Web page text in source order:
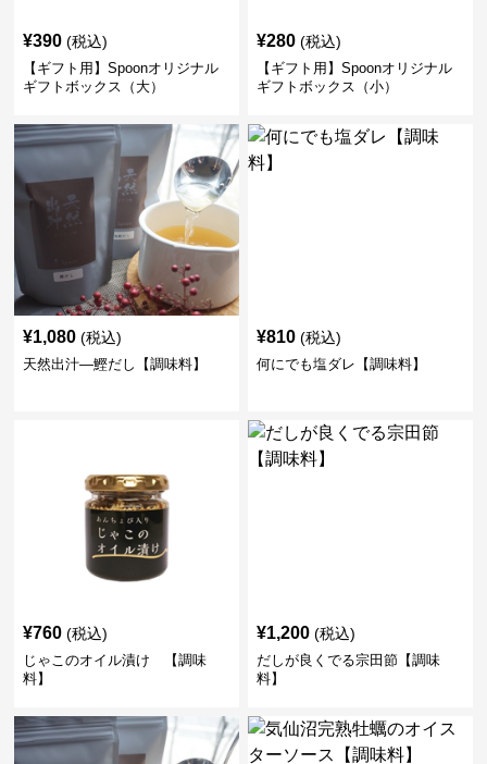
¥390 (税込)
【ギフト用】Spoonオリジナル
ギフトボックス（大）
¥280 (税込)
【ギフト用】Spoonオリジナル
ギフトボックス（小）
¥1,080 (税込)
天然出汁―鰹だし【調味料】
¥810 (税込)
何にでも塩ダレ【調味料】
¥760 (税込)
じゃこのオイル漬け 【調味
料】
¥1,200 (税込)
だしが良くでる宗田節【調味
料】